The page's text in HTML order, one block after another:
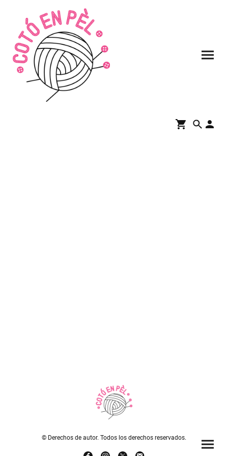
© Derechos de autor. Todos los derechos reservados.